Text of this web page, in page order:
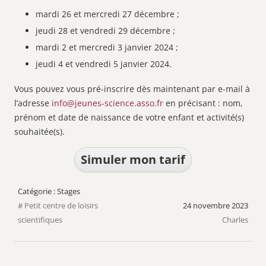
mardi 26 et mercredi 27 décembre ;
jeudi 28 et vendredi 29 décembre ;
mardi 2 et mercredi 3 janvier 2024 ;
jeudi 4 et vendredi 5 janvier 2024.
Vous pouvez vous pré-inscrire dès maintenant par e-mail à
l’adresse info@jeunes-science.asso.fr en précisant : nom,
prénom et date de naissance de votre enfant et activité(s)
souhaitée(s).
Simuler mon tarif
Stages
Petit centre de loisirs
scientifiques
24 novembre 2023
Charles